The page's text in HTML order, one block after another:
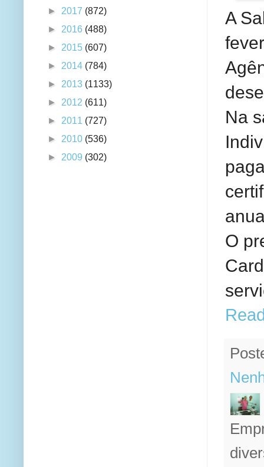
A
Na
O
► 2017 (872)
► 2016 (488)
► 2015 (607)
► 2014 (784)
► 2013 (1133)
► 2012 (611)
► 2011 (727)
► 2010 (536)
► 2009 (302)